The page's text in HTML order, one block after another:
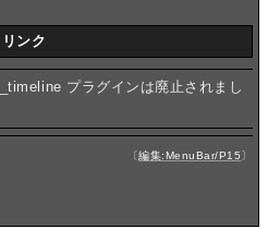
リンク
プラグインは廃止されまし
〔編集:MenuBar/P15〕